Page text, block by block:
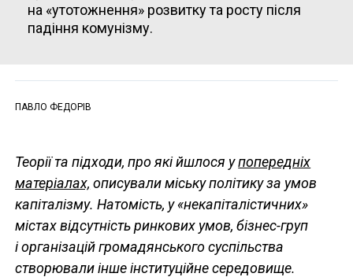
на «утотожнення» розвитку та росту після
падіння комунізму.
ПАВЛО ФЕДОРІВ
Теорії та підходи, про які йшлося упопередніх
матеріалах, описували міську політику за умов
капіталізму. Натомість, у «некапіталістичних»
містах відсутність ринкових умов, бізнес-груп
і організацій громадянського суспільства
створювали інше інституційне середовище.